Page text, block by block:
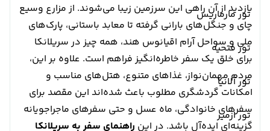
تور مارماریس
تور فتحیه
تور آلانیا
تور ازمیر
بازدید از آن راهی این سرزمین زیبا می‌شوند. از مزارع وسیع
چای و جنگل‌های بارانی گرفته تا معابد باستانی، پارک‌های
ملی و سواحل آرام اقیانوس هند، همه چیز در سریلانکا
برای خلق یک سفر خاطره‌انگیز فراهم است. علاوه بر این،
مردم مهمان‌نواز، غذاهای متنوع، هتل‌های مناسب و
امکانات گردشگری مطلوب باعث شده‌اند این مقصد برای
سفرهای خانوادگی، ماه عسل و حتی سفرهای ماجراجویانه
گزینه‌ای ایده‌آل باشد. در این راهنمای سفر به سریلانکا